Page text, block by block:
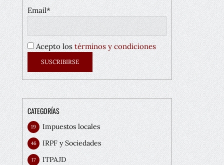
Email*
Acepto los términos y condiciones
CATEGORÍAS
Impuestos locales
19
IRPF y Sociedades
46
ITPAJD
17